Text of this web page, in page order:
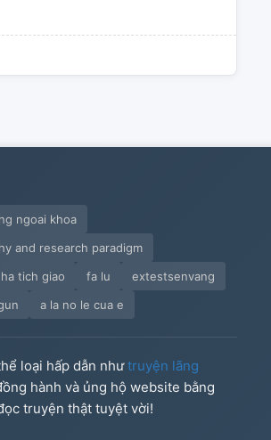
ngoai khoa
and research paradigm
ha tich giao fa lu
extestsenvang
a la no le cua e
loại hấp dẫn nhưtruyện lãng
hành và ủng hộ website bằng
truyện thật tuyệt vời!